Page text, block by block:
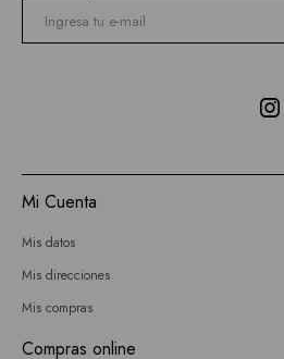

Mi Cuenta
Mis datos
Mis direcciones
Mis compras
Compras online